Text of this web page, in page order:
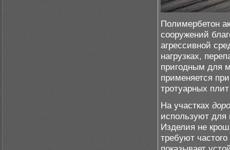
Полимербетон
сооружений
агрессивной
нагрузках,
пригодным для
применяется
тротуарных
На участках
используют для
Изделия не
требуют